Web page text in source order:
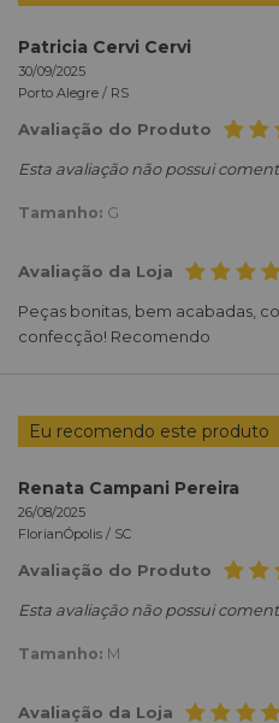
Patricia Cervi Cervi
30/09/2025
Porto Alegre / RS
Avaliação do Produto
Esta avaliação não possui
Tamanho: G
Avaliação da Loja
Peças bonitas, bem acabadas,
confecção! Recomendo
Eu recomendo este produto
Renata Campani Pereira
26/08/2025
FlorianÓpolis / SC
Avaliação do Produto
Esta avaliação não possui
Tamanho: M
Avaliação da Loja